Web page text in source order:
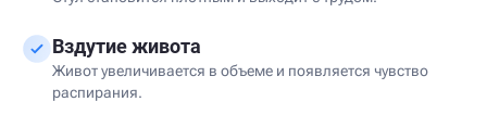
Вздутие живота
Живот увеличивается в объеме и появляется чувство
распирания.